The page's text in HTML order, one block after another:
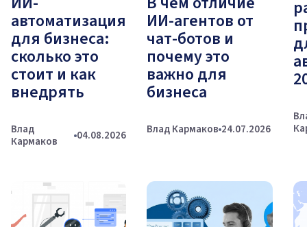
автоматизация
для бизнеса:
сколько это
стоит и как
внедрять
Влад
Кармаков
04.08.2026
ИИ-агентов от
чат-ботов и
почему это
важно для
бизнеса
Влад Кармаков 24.07.2026